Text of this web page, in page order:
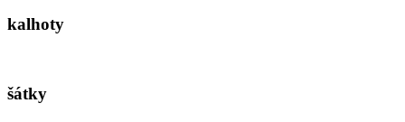
kalhoty
šátky